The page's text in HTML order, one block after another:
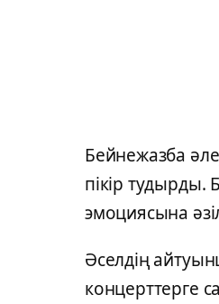
Бейнежазба
пікір тудырды.
эмоциясына
Әселдің
концерттерге